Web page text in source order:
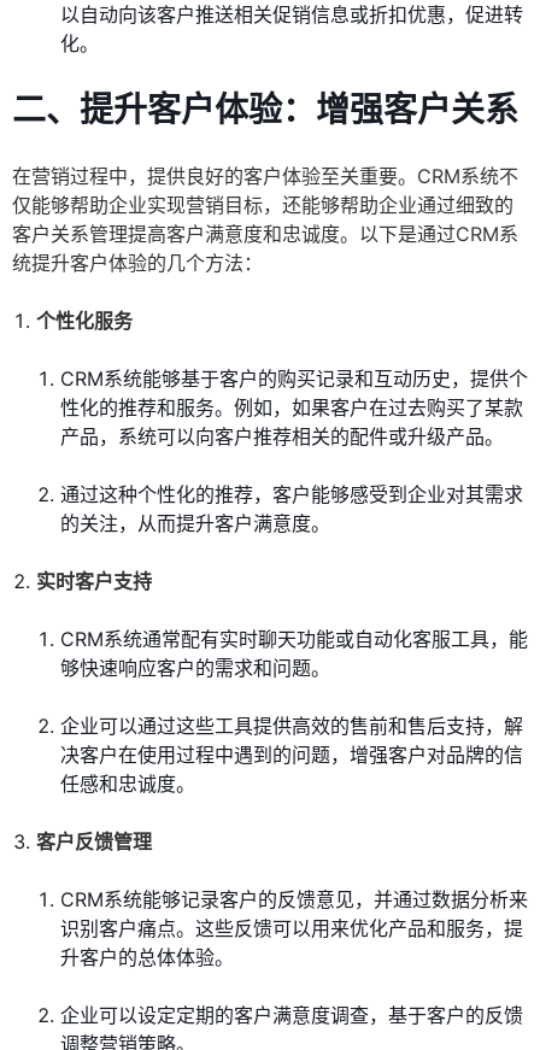
以自动向该客户推送相关促销信息或折扣优惠，促进转
化。
二、提升客户体验：增强客户关系
在营销过程中，提供良好的客户体验至关重要。CRM系统不
仅能够帮助企业实现营销目标，还能够帮助企业通过细致的
客户关系管理提高客户满意度和忠诚度。以下是通过CRM系
统提升客户体验的几个方法：
个性化服务
CRM系统能够基于客户的购买记录和互动历史，提供个
性化的推荐和服务。例如，如果客户在过去购买了某款
产品，系统可以向客户推荐相关的配件或升级产品。
通过这种个性化的推荐，客户能够感受到企业对其需求
的关注，从而提升客户满意度。
实时客户支持
CRM系统通常配有实时聊天功能或自动化客服工具，能
够快速响应客户的需求和问题。
企业可以通过这些工具提供高效的售前和售后支持，解
决客户在使用过程中遇到的问题，增强客户对品牌的信
任感和忠诚度。
客户反馈管理
CRM系统能够记录客户的反馈意见，并通过数据分析来
识别客户痛点。这些反馈可以用来优化产品和服务，提
升客户的总体体验。
企业可以设定定期的客户满意度调查，基于客户的反馈
调整营销策略。